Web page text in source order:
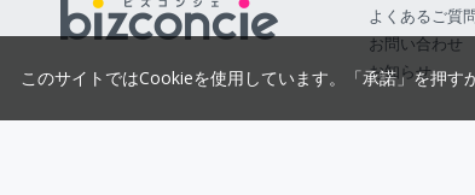
よくあるご質
お問い合わせ
お知らせ
このサイトではCookieを使用しています。「承諾」を押す